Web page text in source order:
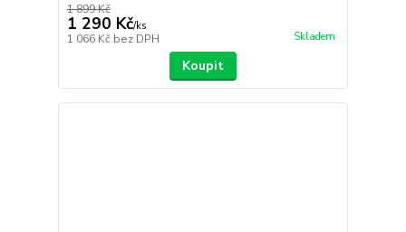
1 899 Kč
1 290 Kč/ks
1 066 Kč bez DPH Skladem
Koupit